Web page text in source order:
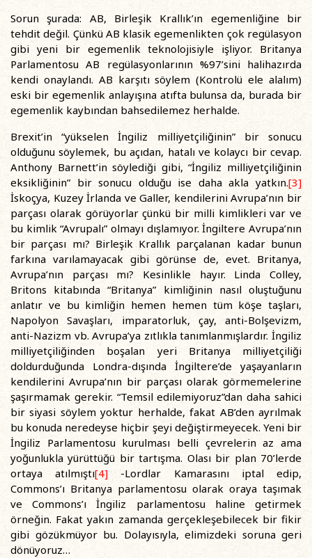
Sorun şurada: AB, Birleşik Krallık’ın egemenliğine bir
tehdit değil. Çünkü AB klasik egemenlikten çok regülasyon
gibi yeni bir egemenlik teknolojisiyle işliyor. Britanya
Parlamentosu AB regülasyonlarının %97’sini halihazırda
kendi onaylandı. AB karşıtı söylem (Kontrolü ele alalım)
eski bir egemenlik anlayışına atıfta bulunsa da, burada bir
egemenlik kaybından bahsedilemez herhalde.
Brexit’in “yükselen İngiliz milliyetçiliğinin” bir sonucu
olduğunu söylemek, bu açıdan, hatalı ve kolaycı bir cevap.
Anthony Barnett’in söylediği gibi, “İngiliz milliyetçiliğinin
eksikliğinin” bir sonucu olduğu ise daha akla yatkın.[3]
İskoçya, Kuzey İrlanda ve Galler, kendilerini Avrupa’nın bir
parçası olarak görüyorlar çünkü bir milli kimlikleri var ve
bu kimlik “Avrupalı” olmayı dışlamıyor. İngiltere Avrupa’nın
bir parçası mı? Birleşik Krallık parçalanan kadar bunun
farkına varılamayacak gibi görünse de, evet. Britanya,
Avrupa’nın parçası mı? Kesinlikle hayır. Linda Colley,
Britons kitabında “Britanya” kimliğinin nasıl oluştuğunu
anlatır ve bu kimliğin hemen hemen tüm köşe taşları,
Napolyon Savaşları, imparatorluk, çay, anti-Bolşevizm,
anti-Nazizm vb. Avrupa’ya zıtlıkla tanımlanmışlardır. İngiliz
milliyetçiliğinden boşalan yeri Britanya milliyetçiliği
doldurduğunda Londra-dışında İngiltere’de yaşayanların
kendilerini Avrupa’nın bir parçası olarak görmemelerine
şaşırmamak gerekir. “Temsil edilemiyoruz”dan daha sahici
bir siyasi söylem yoktur herhalde, fakat AB’den ayrılmak
bu konuda neredeyse hiçbir şeyi değiştirmeyecek. Yeni bir
İngiliz Parlamentosu kurulması belli çevrelerin az ama
yoğunlukla yürüttüğü bir tartışma. Olası bir plan 70’lerde
ortaya atılmıştı[4] -Lordlar Kamarasını iptal edip,
Commons’ı Britanya parlamentosu olarak oraya taşımak
ve Commons’ı İngiliz parlamentosu haline getirmek
örneğin. Fakat yakın zamanda gerçekleşebilecek bir fikir
gibi gözükmüyor bu. Dolayısıyla, elimizdeki soruna geri
dönüyoruz…